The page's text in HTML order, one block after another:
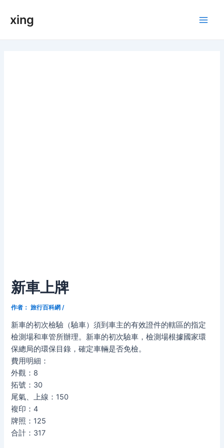
xing
新車上牌
作者： 旅行百科網 /
新車的初次檢驗（驗車）須到車主的有效證件的轄區的指定
檢測場和車管所辦理。新車的初次驗車，檢測場根據國家環
保總局的環保目錄，確定車輛是否免檢。
費用明細：
外觀：8
拓號：30
尾氣、上線：150
複印：4
牌照：125
合計：317